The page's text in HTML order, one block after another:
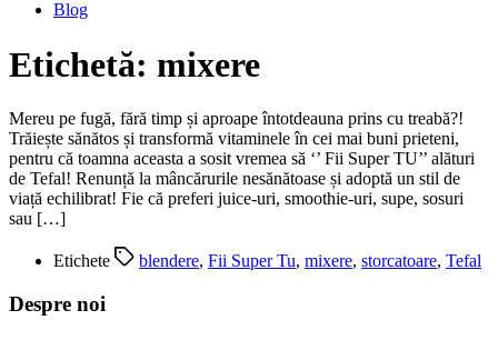
Blog
Etichetă: mixere
Mereu pe fugă, fără timp și aproape întotdeauna prins cu treabă?!
Trăiește sănătos și transformă vitaminele în cei mai buni prieteni,
pentru că toamna aceasta a sosit vremea să ‘’ Fii Super TU’’ alături
de Tefal! Renunță la mâncărurile nesănătoase și adoptă un stil de
viață echilibrat! Fie că preferi juice-uri, smoothie-uri, supe, sosuri
sau […]
Etichete blendere, Fii Super Tu, mixere, storcatoare, Tefal
Despre noi